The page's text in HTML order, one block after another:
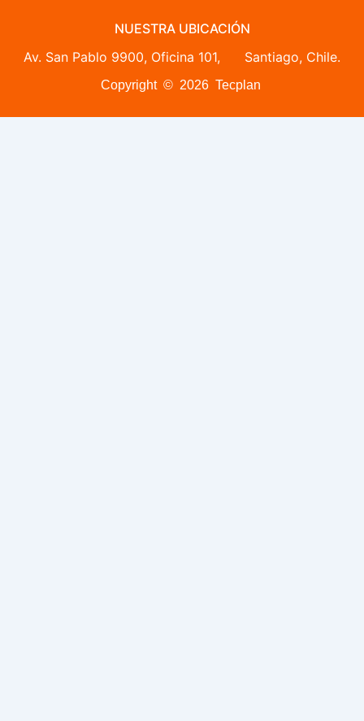
NUESTRA UBICACIÓN
Av. San Pablo 9900, Oficina 101, Santiago, Chile.
Copyright © 2026 Tecplan